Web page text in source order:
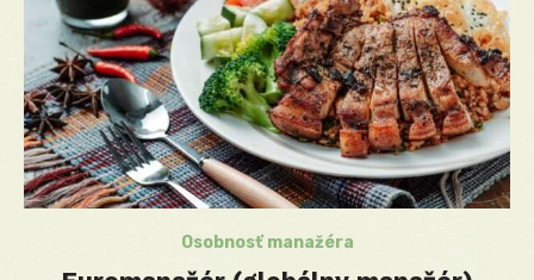
Osobnosť manažéra